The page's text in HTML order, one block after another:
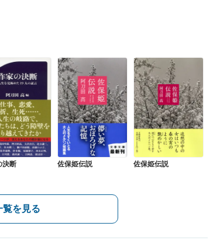
決断 佐保姫伝説 佐保姫伝説
覧を見る